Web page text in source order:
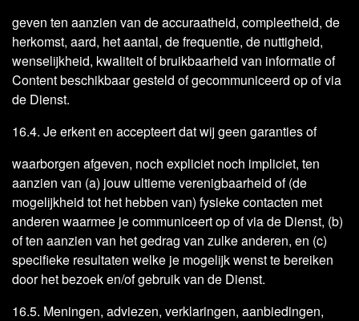
geven ten aanzien van de accuraatheid, compleetheid, de
herkomst, aard, het aantal, de frequentie, de nuttigheid,
wenselijkheid, kwaliteit of bruikbaarheid van informatie of
Content beschikbaar gesteld of gecommuniceerd op of via
de Dienst.
16.4. Je erkent en accepteert dat wij geen garanties of
waarborgen afgeven, noch expliciet noch impliciet, ten
aanzien van (a) jouw ultieme verenigbaarheid of (de
mogelijkheid tot het hebben van) fysieke contacten met
anderen waarmee je communiceert op of via de Dienst, (b)
of ten aanzien van het gedrag van zulke anderen, en (c)
specifieke resultaten welke je mogelijk wenst te bereiken
door het bezoek en/of gebruik van de Dienst.
16.5. Meningen, adviezen, verklaringen, aanbiedingen,